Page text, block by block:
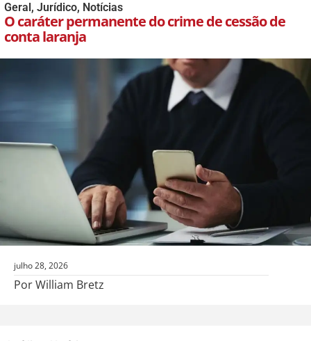
Geral , Jurídico, Notícias
O caráter permanente do crime de cessão de
conta laranja
julho 28, 2026
Por William Bretz